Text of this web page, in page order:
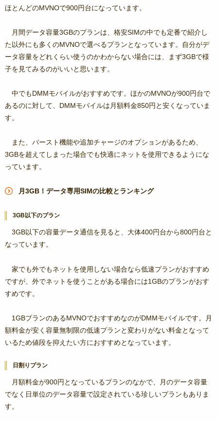
ほとんどのMVNOで900円台になっています。
月間データ容量3GBのプランは、格安SIMの中でも定番で紹介し
た以外にも多くのMVNOで選べるプランとなっています。自分がデ
ータ容量をどれくらい使うのかわからない場合には、まず3GBで様
子を見てみるのがいいと思います。
中でもDMMモバイルがおすすめです。ほかのMVNOが900円台で
あるのに対して、DMMモバイルは月額料金850円と安くなっていま
す。
また、バースト機能や追加チャージのオプションがあるため、
3GBを超えてしまった場合でも快適にネットを使用できるようにな
っています。
月3GB！データ専用SIMの比較とランキング
3GB以下のプラン
3GB以下の容量データ通信を見ると、大体400円台から800円台と
なっています。
家でも外でもネットを使用しない場合なら低速プランがおすすめ
ですが、外でネットを使うことがある場合には1GBのプランがおす
すめです。
1GBプランのあるMVNOでおすすめなのがDMMモバイルです。月
額料金が安く容量無制限の低速プランと変わりがない料金となって
いるため値段を抑えたい方におすすめとなっています。
日割りプラン
月額料金が900円となっているプランのなかで、月のデータ容量
でなく日単位のデータ容量で設定されている珍しいプランもありま
す。